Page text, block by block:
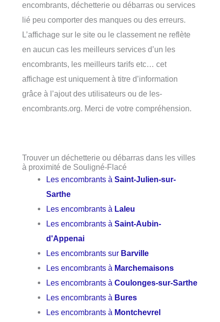
encombrants, déchetterie ou débarras ou services
lié peu comporter des manques ou des erreurs.
L’affichage sur le site ou le classement ne reflète
en aucun cas les meilleurs services d’un les
encombrants, les meilleurs tarifs etc… cet
affichage est uniquement à titre d’information
grâce à l’ajout des utilisateurs ou de les-
encombrants.org. Merci de votre compréhension.
Trouver un déchetterie ou débarras dans les villes
à proximité de Souligné-Flacé
Les encombrants àSaint-Julien-sur-
Sarthe
Les encombrants à Laleu
Les encombrants àSaint-Aubin-
d'Appenai
Les encombrants sur Barville
Les encombrants à Marchemaisons
Les encombrants àCoulonges-sur-Sarthe
Les encombrants à Bures
Les encombrants à Montchevrel